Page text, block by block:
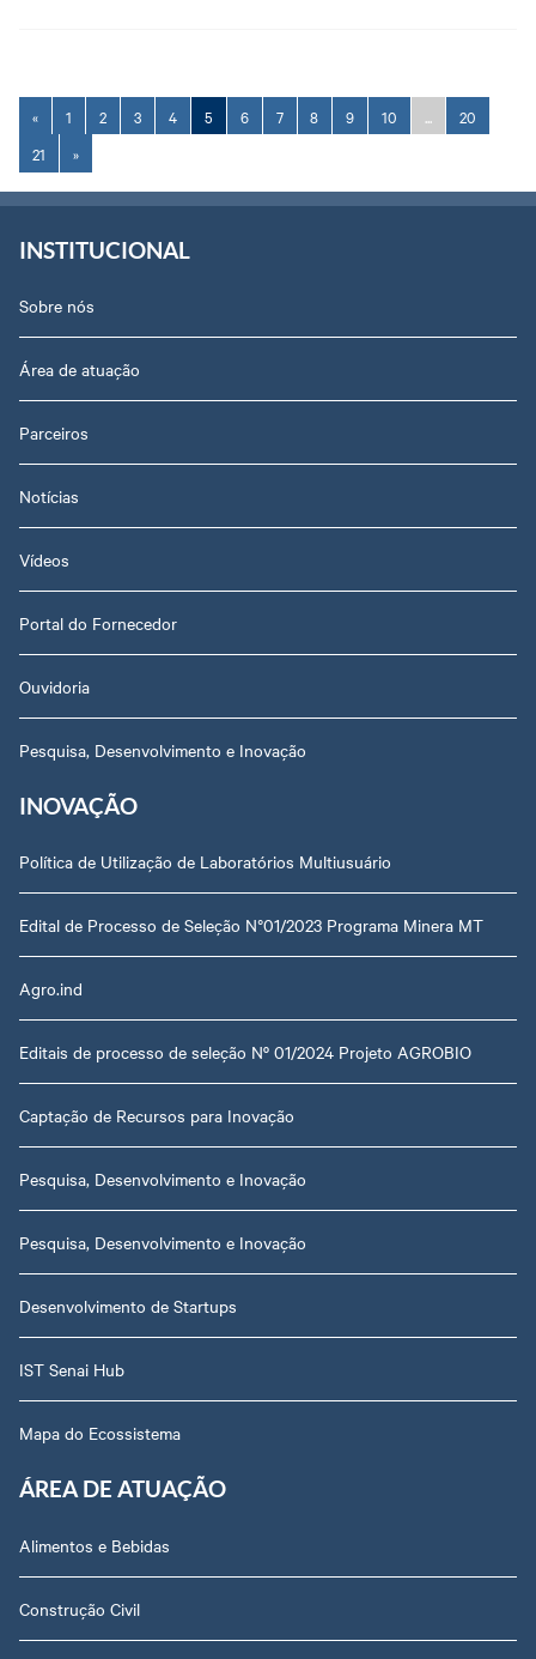
« 1 2 3 4 5 6 7 8 9 10
20
21
»
INSTITUCIONAL
Sobre nós
Área de atuação
Parceiros
Notícias
Vídeos
Portal do Fornecedor
Ouvidoria
Pesquisa, Desenvolvimento e Inovação
INOVAÇÃO
Política de Utilização de Laboratórios Multiusuário
Edital de Processo de Seleção N°01/2023 Programa Minera MT
Agro.ind
Editais de processo de seleção Nº 01/2024 Projeto AGROBIO
Captação de Recursos para Inovação
Pesquisa, Desenvolvimento e Inovação
Pesquisa, Desenvolvimento e Inovação
Desenvolvimento de Startups
IST Senai Hub
Mapa do Ecossistema
ÁREA DE ATUAÇÃO
Alimentos e Bebidas
Construção Civil